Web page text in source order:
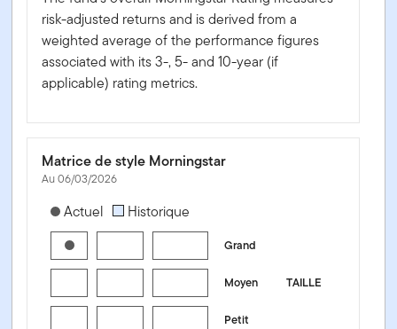
risk-adjusted returns and is derived from a
weighted average of the performance figures
associated with its 3-, 5- and 10-year (if
applicable) rating metrics.
Matrice de style Morningstar
Au 06/03/2026
[products.morningstar-stylebox-title-sr-equity]
Actuel Historique
Grand
TAILLE
Moyen
Petit